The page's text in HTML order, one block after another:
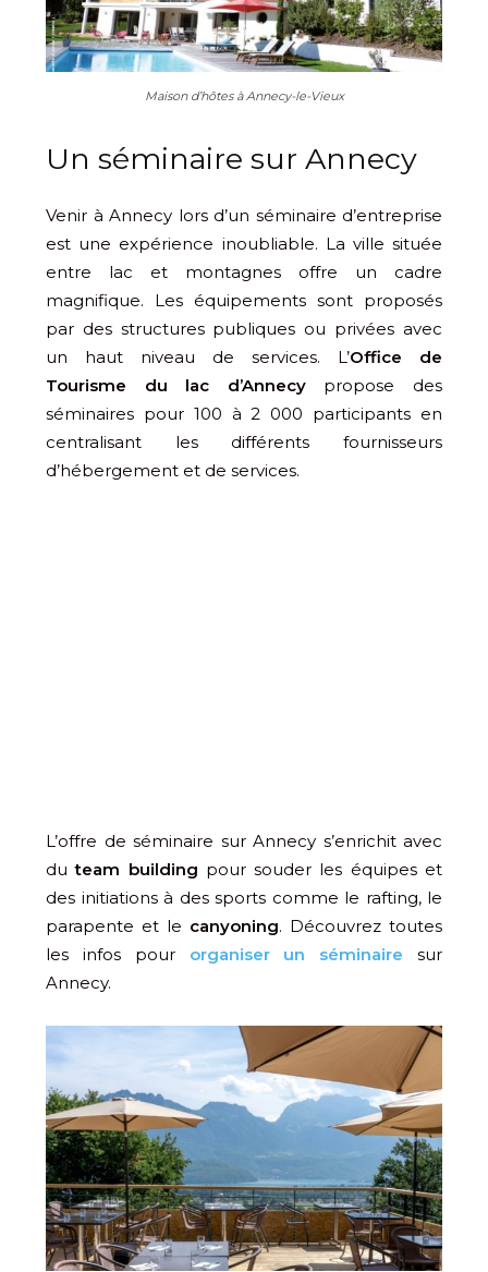
Maison d’hôtes à Annecy-le-Vieux
Un séminaire sur Annecy
Venir à Annecy lors d’un séminaire d’entreprise
est une expérience inoubliable. La ville située
entre lac et montagnes offre un cadre
magnifique. Les équipements sont proposés
par des structures publiques ou privées avec
un haut niveau de services. L’Office de
Tourisme du lac d’Annecypropose des
séminaires pour 100 à 2 000 participants en
centralisant les différents fournisseurs
d’hébergement et de services.
L’offre de séminaire sur Annecy s’enrichit avec
duteam building pour souder les équipes et
des initiations à des sports comme le rafting, le
parapente et le canyoning. Découvrez toutes
les infos pour organiser un séminaire sur
Annecy.